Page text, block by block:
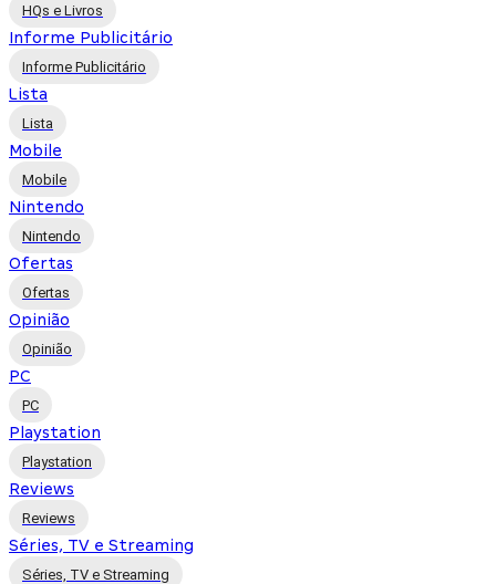
HQs e Livros
Informe Publicitário
Informe Publicitário
Lista
Lista
Mobile
Mobile
Nintendo
Nintendo
Ofertas
Ofertas
Opinião
Opinião
PC
PC
Playstation
Playstation
Reviews
Reviews
Séries, TV e Streaming
Séries, TV e Streaming